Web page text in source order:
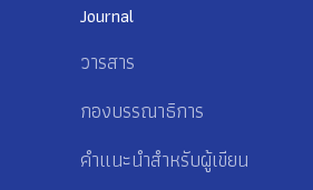
Journal
วารสาร
กองบรรณาธิการ
คำแนะนำสำหรับผู้เขียน